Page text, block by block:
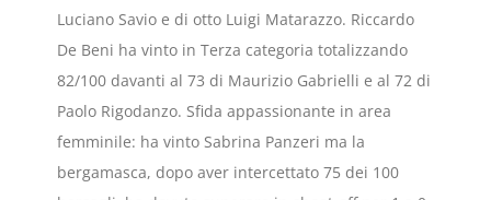
Luciano Savio e di otto Luigi Matarazzo. Riccardo
De Beni ha vinto in Terza categoria totalizzando
82/100 davanti al 73 di Maurizio Gabrielli e al 72 di
Paolo Rigodanzo. Sfida appassionante in area
femminile: ha vinto Sabrina Panzeri ma la
bergamasca, dopo aver intercettato 75 dei 100